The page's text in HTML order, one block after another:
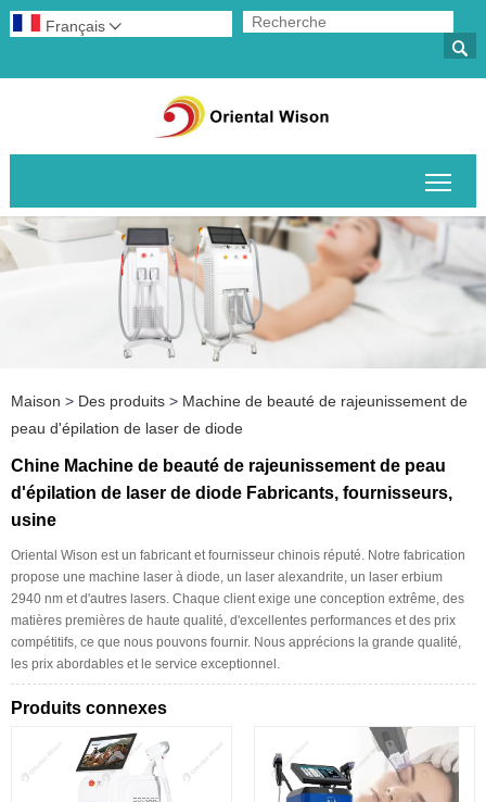

Français 
Maison > Des produits > Machine de beauté de rajeunissement de
peau d'épilation de laser de diode
Chine Machine de beauté de rajeunissement de peau
d'épilation de laser de diode Fabricants, fournisseurs,
usine
Oriental Wison est un fabricant et fournisseur chinois réputé. Notre fabrication
propose une machine laser à diode, un laser alexandrite, un laser erbium
2940 nm et d'autres lasers. Chaque client exige une conception extrême, des
matières premières de haute qualité, d'excellentes performances et des prix
compétitifs, ce que nous pouvons fournir. Nous apprécions la grande qualité,
les prix abordables et le service exceptionnel.
Produits connexes